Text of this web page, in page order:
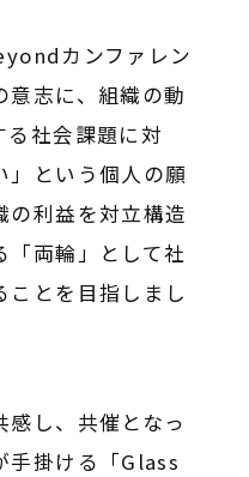
カンファレン
意志に、組織の動
る社会課題に対
」という個人の願
の利益を対立構造
「両輪」として社
ことを目指しまし
感し、共催となっ
手掛ける「Glass